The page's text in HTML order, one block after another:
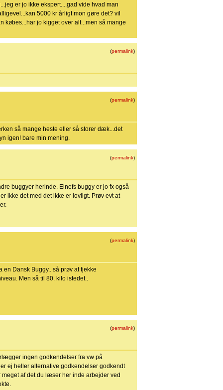
er jo ikke ekspert....gad vide hvad man
5000 kr årligt mon gøre det? vil
købes...har jo kigget over alt...men så mange
(permalink)
(permalink)
så mange heste eller så storer dæk...det
igen! bare min mening.
(permalink)
buggyer herinde. Elnefs buggy er jo fx også
ikke det med det ikke er lovligt. Prøv evt at
(permalink)
Dansk Buggy.. så prøv at tjekke
Men så til 80. kilo istedet..
(permalink)
ingen godkendelser fra vw på
ej heller alternative godkendelser godkendt
af det du læser her inde arbejder ved